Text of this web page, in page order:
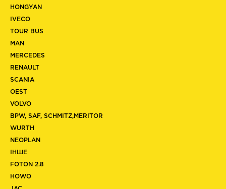
HONGYAN
IVECO
TOUR BUS
MAN
MERCEDES
RENAULT
SCANIA
OEST
VOLVO
BPW, SAF, SCHMITZ,MERITOR
WURTH
NEOPLAN
ІНШЕ
FOTON 2.8
HOWO